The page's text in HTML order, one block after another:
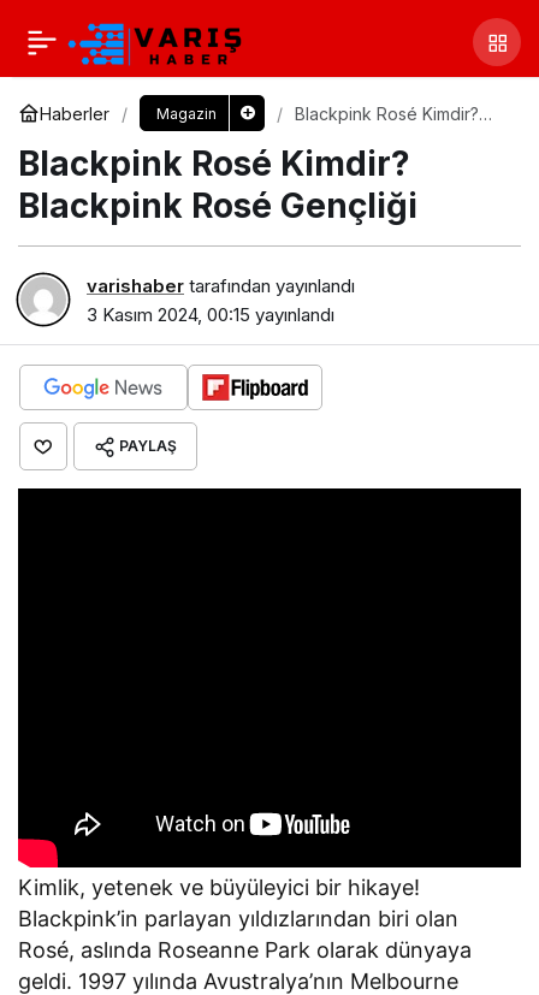
Haberler Magazin
Blackpink Rosé Kimdir?
Blackpink Rosé Kimdir?
Blackpink Rosé Gençliği
varishaber tarafından yayınlandı
3 Kasım 2024, 00:15 yayınlandı
PAYLAŞ
Kimlik, yetenek ve büyüleyici bir hikaye!
Blackpink’in parlayan yıldızlarından biri olan
Rosé, aslında Roseanne Park olarak dünyaya
geldi. 1997 yılında Avustralya’nın Melbourne